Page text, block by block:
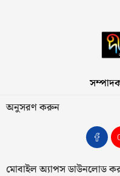
অনুসরণ করুন
মোবাইল অ্যাপস ডাউনলোড